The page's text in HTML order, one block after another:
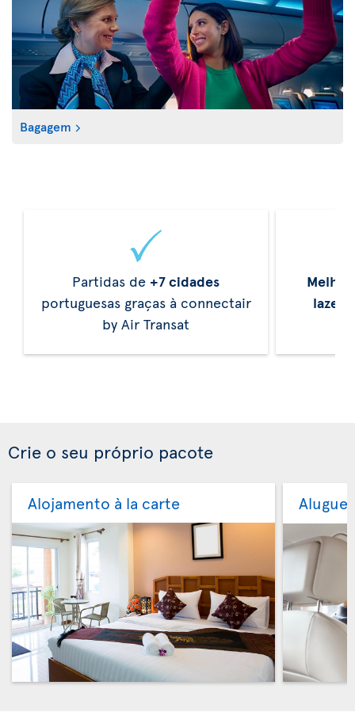
Bagagem
Partidas de +7 cidades
portuguesas graças à connectair
by Air Transat
lazer
Crie o seu próprio pacote
Alojamento à la carte